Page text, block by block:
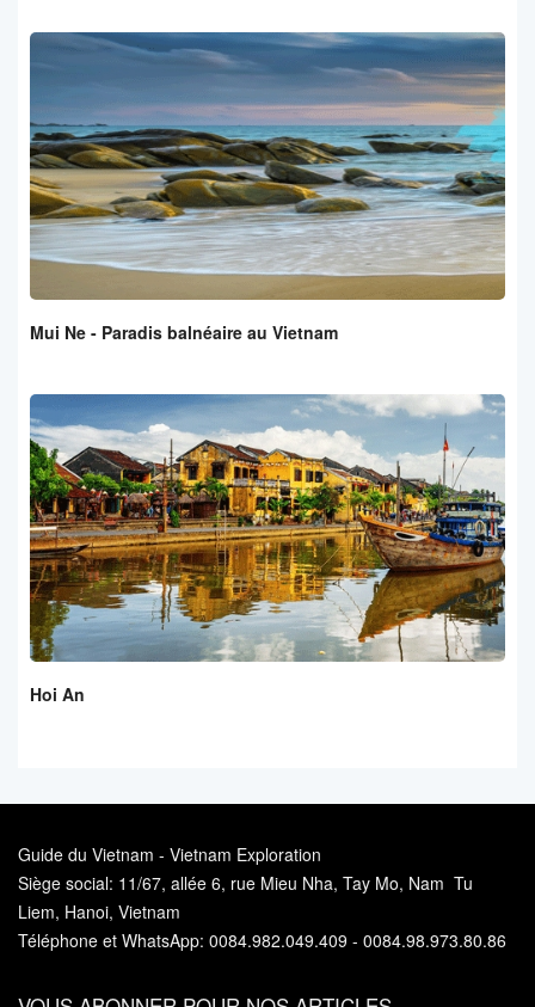
Mui Ne - Paradis balnéaire au Vietnam
Hoi An
Guide du Vietnam - Vietnam Exploration
Siège social: 11/67, allée 6, rue Mieu Nha, Tay Mo, Nam Tu
Liem, Hanoi, Vietnam
Téléphone et WhatsApp: 0084.982.049.409 - 0084.98.973.80.86